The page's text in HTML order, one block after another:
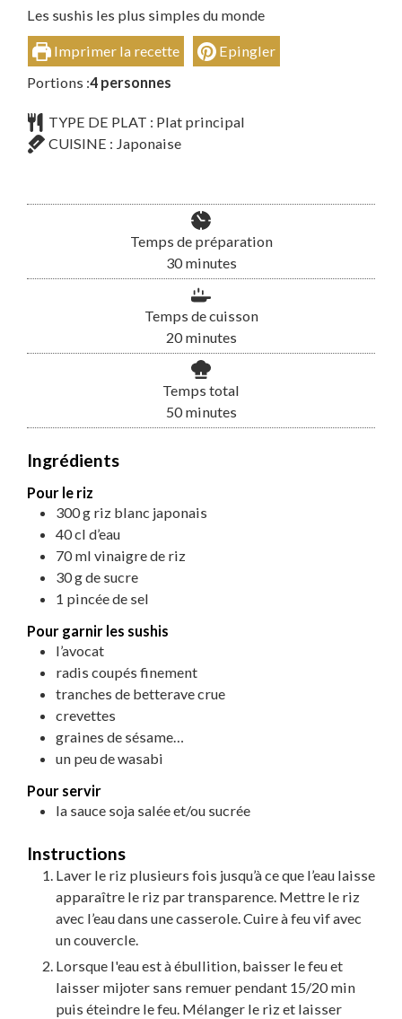
Les sushis les plus simples du monde
Imprimer la recette
Epingler
Portions :4 personnes
TYPE DE PLAT : Plat principal
CUISINE : Japonaise
Temps de préparation
30minutes
minutes
Temps de cuisson
20minutes
minutes
Temps total
50minutes
minutes
Ingrédients
Pour le riz
300g riz blanc japonais
40cl d’eau
70 ml vinaigre de riz
30gde sucre
1 pincée de sel
Pour garnir les sushis
l’avocat
radis coupés finement
tranches de betterave crue
crevettes
graines de sésame…
un peu de wasabi
Pour servir
la sauce soja salée et/ou sucrée
Instructions
Laver le riz plusieurs fois jusqu’à ce que l’eau laisse
apparaître le riz par transparence. Mettre le riz
avec l’eau dans une casserole. Cuire à feu vif avec
un couvercle.
Lorsque l'eau est à ébullition, baisser le feu et
laisser mijoter sans remuer pendant 15/20 min
puis éteindre le feu. Mélanger le riz et laisser